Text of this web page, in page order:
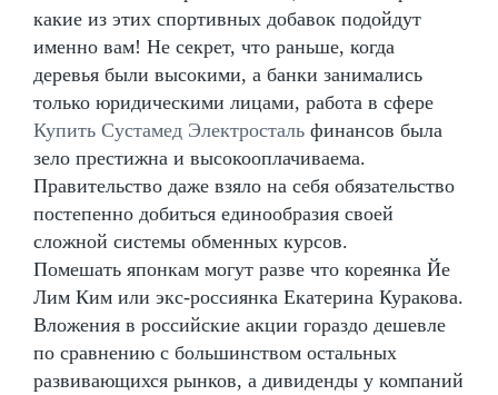
какие из этих спортивных добавок подойдут
именно вам! Не секрет, что раньше, когда
деревья были высокими, а банки занимались
только юридическими лицами, работа в сфере
Купить Сустамед Электросталь финансов была
зело престижна и высокооплачиваема.
Правительство даже взяло на себя обязательство
постепенно добиться единообразия своей
сложной системы обменных курсов.
Помешать японкам могут разве что кореянка Йе
Лим Ким или экс-россиянка Екатерина Куракова.
Вложения в российские акции гораздо дешевле
по сравнению с большинством остальных
развивающихся рынков, а дивиденды у компаний